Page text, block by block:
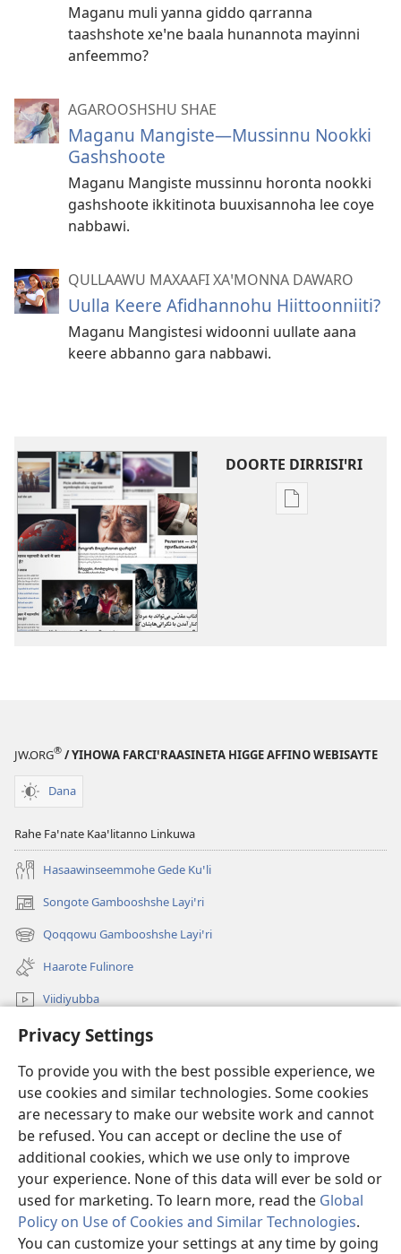
Privacy Settings
To provide you with the best possible experience, we
use cookies and similar technologies. Some cookies
are necessary to make our website work and cannot
be refused. You can accept or decline the use of
additional cookies, which we use only to improve
your experience. None of this data will ever be sold or
used for marketing. To learn more, read the Global
Policy on Use of Cookies and Similar Technologies.
You can customize your settings at any time by going
Maganu muli yanna giddo qarranna
taashshote xeꞌne baala hunannota mayinni
anfeemmo?
AGAROOSHSHU SHAE
Maganu Mangiste—Mussinnu Nookki
Gashshoote
Maganu Mangiste mussinnu horonta nookki
gashshoote ikkitinota buuxisannoha lee coye
nabbawi.
QULLAAWU MAXAAFI XAꞌMONNA DAWARO
Uulla Keere Afidhannohu Hiittoonniiti?
Maganu Mangistesi widoonni uullate aana
keere abbanno gara nabbawi.
DOORTE DIRRISIꞌRI
Borro
JW.ORG® / YIHOWA FARCIꞌRAASINETA HIGGE AFFINO WEBISAYTE
Dana
Rahe Faꞌnate Kaaꞌlitanno Linkuwa
Hasaawinseemmohe Gede Kuꞌli
Songote Gambooshshe Layiꞌri
(opens
new
window)
Qoqqowu Gambooshshe Layiꞌri
(opens
new
window)
Haarote Fulinore
Viidiyubba
Hasiꞌri
Fushsho
(opens
new
window)Agarooshshu Shaeta INTERNEETETE LAYBIRERE
(opens
new
JW Hub ®
(opens
new
window)